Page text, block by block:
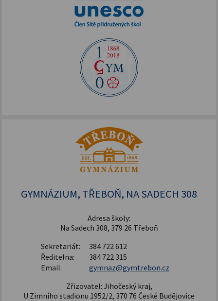
GYMNÁZIUM, TŘEBOŇ, NA SADECH 308
Adresa školy:
Na Sadech 308, 379 26 Třeboň
Sekretariát:
384 722 612
Ředitelna:
384 722 315
Email:
gymnaz@gymtrebon.cz
Zřizovatel: Jihočeský kraj,
U Zimního stadionu 1952/2, 370 76 České Budějovice